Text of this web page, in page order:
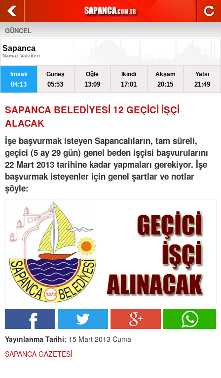
GÜNCEL
Sapanca
Namaz Vakitleri
İmsak
04:13
Güneş
05:53
Öğle
13:09
İkindi
17:01
Akşam
20:15
Yatsı
21:49
SAPANCA BELEDİYESİ 12 GEÇİCİ İŞÇİ
ALACAK
İşe başvurmak isteyen Sapancalıların, tam süreli,
geçici (5 ay 29 gün) genel beden işçisi başvurularını
22 Mart 2013 tarihine kadar yapmaları gerekiyor. İşe
başvurmak isteyenler için genel şartlar ve notlar
şöyle:
Yayınlanma Tarihi: 15 Mart 2013 Cuma
SAPANCA GAZETESİ